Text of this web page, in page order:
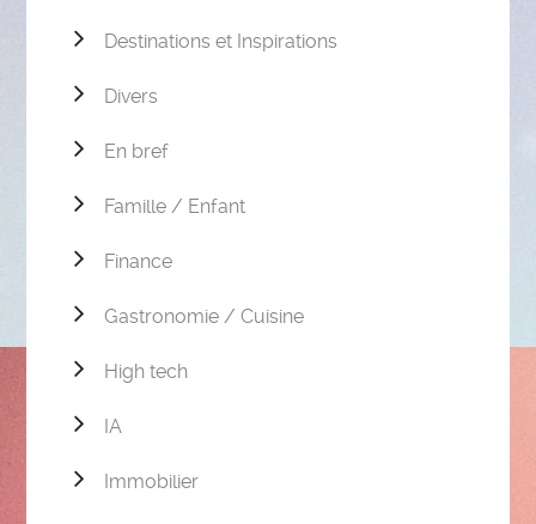
Destinations et Inspirations
Divers
En bref
Famille / Enfant
Finance
Gastronomie / Cuisine
High tech
IA
Immobilier